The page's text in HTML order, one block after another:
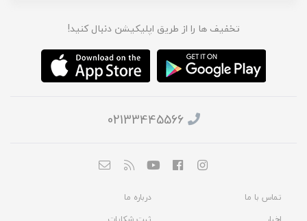
تخفیف ها را از طریق اپلیکیشن دنبال کنید!
02133445566
تماس با ما
درباره ما